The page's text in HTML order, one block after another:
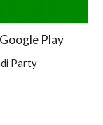
Play
Party